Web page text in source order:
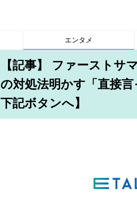
エンタメ
【記事】 ファーストサ
の対処法明かす「直接
下記ボタンへ】